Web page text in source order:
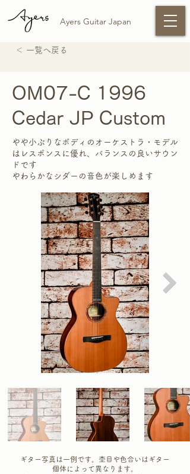
Ayers Guitar Japan
＜ 一覧へ戻る
OM07-C 1996
Cedar JP Custom
やや小ぶりなボディのオーケストラ・モデル
はレスポンスに優れ、バランスの良いサウン
ドです
やわらかなシダーの音色が楽しめます
​ギター写真は一例です。杢目や色合いはギター
個体によって異なります。